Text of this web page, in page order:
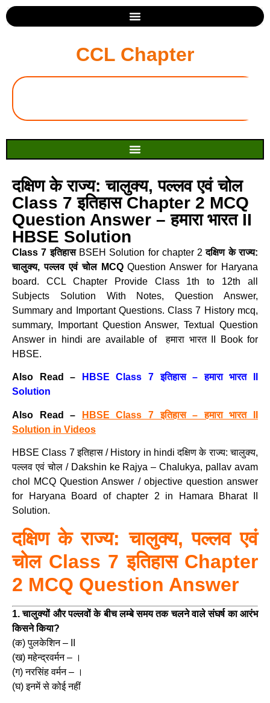
CCL Chapter
दक्षिण के राज्य: चालुक्य, पल्लव एवं चोल
Class 7 इतिहास Chapter 2 MCQ
Question Answer – हमारा भारत II
HBSE Solution
Class 7 इतिहासBSEH Solution for chapter 2दक्षिण के राज्य:
चालुक्य, पल्लव एवं चोल MCQQuestion Answer for Haryana
board. CCL Chapter Provide Class 1th to 12th all
Subjects Solution With Notes, Question Answer,
Summary and Important Questions. Class 7 History mcq,
summary, Important Question Answer, Textual Question
Answer in hindi are available of हमारा भारत II Book for
HBSE.
Also Read –
HBSE Class 7 इतिहास – हमारा भारत II
Solution
Also Read –
HBSE Class 7 इतिहास – हमारा भारत II
Solution in Videos
HBSE Class 7 इतिहास / History in hindi दक्षिण के राज्य: चालुक्य,
पल्लव एवं चोल / Dakshin ke Rajya – Chalukya, pallav avam
chol MCQ Question Answer / objective question answer
for Haryana Board of chapter 2 in Hamara Bharat II
Solution.
दक्षिण के राज्य: चालुक्य, पल्लव एवं
चोल Class 7 इतिहास Chapter
2 MCQ Question Answer
1. चालुक्यों और पल्लवों के बीच लम्बे समय तक चलने वाले संघर्ष का आरंभ
किसने किया?
(क) पुलकेशिन – II
(ख) महेन्द्रवर्मन – ।
(ग) नरसिंह वर्मन – ।
(घ) इनमें से कोई नहीं